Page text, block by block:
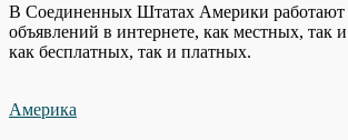
В Соединенных Штатах Америки работают
объявлений в интернете, как местных, так
как бесплатных, так и платных.
Америка